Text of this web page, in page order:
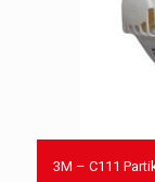
3M – C111